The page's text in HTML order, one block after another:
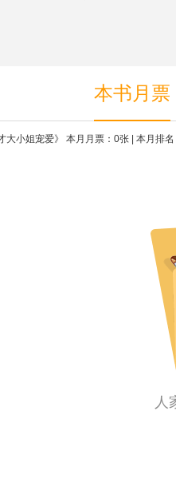
本书月票
大小姐宠爱》 本月月票：0张 | 本月排
人